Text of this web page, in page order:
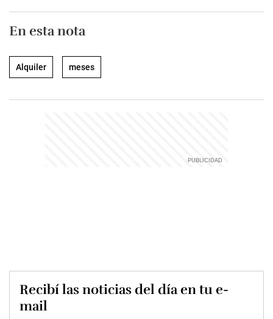
En esta nota
Alquiler meses
Recibí las noticias del día en tu e-
mail